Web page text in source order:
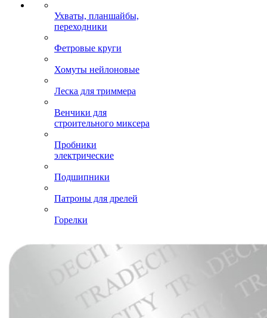
Ухваты, планшайбы,
переходники
Фетровые круги
Хомуты нейлоновые
Леска для триммера
Венчики для
строительного миксера
Пробники
электрические
Подшипники
Патроны для дрелей
Горелки